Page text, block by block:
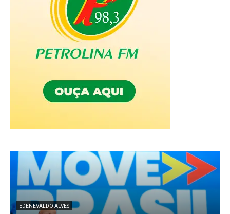
EDENEVALDO ALVES